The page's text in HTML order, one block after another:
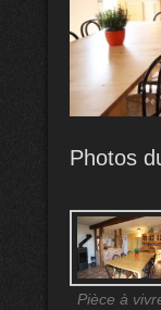
Photos
Pièce à